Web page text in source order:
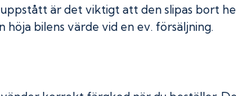
är det viktigt att den slipas bort
höja bilens värde vid en ev. försäljning.